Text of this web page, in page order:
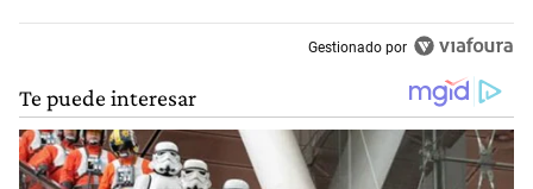
Gestionado por